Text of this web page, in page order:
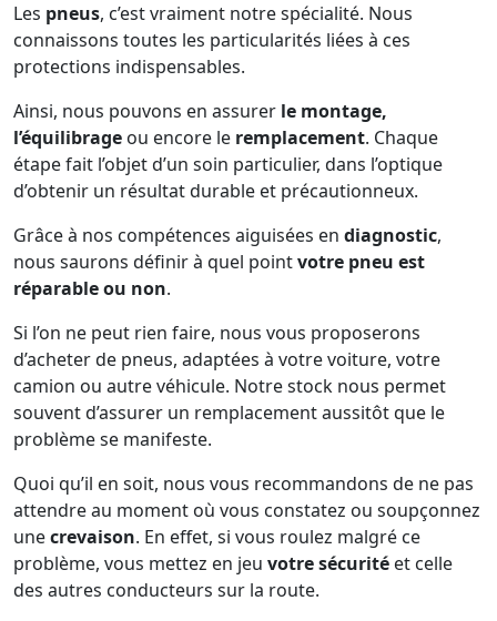
Les pneus, c’est vraiment notre spécialité. Nous
connaissons toutes les particularités liées à ces
protections indispensables.
Ainsi, nous pouvons en assurer le montage,
l’équilibrage ou encore le remplacement. Chaque
étape fait l’objet d’un soin particulier, dans l’optique
d’obtenir un résultat durable et précautionneux.
Grâce à nos compétences aiguisées en diagnostic,
nous saurons définir à quel pointvotre pneu est
réparable ou non.
Si l’on ne peut rien faire, nous vous proposerons
d’acheter de pneus, adaptées à votre voiture, votre
camion ou autre véhicule. Notre stock nous permet
souvent d’assurer un remplacement aussitôt que le
problème se manifeste.
Quoi qu’il en soit, nous vous recommandons de ne pas
attendre au moment où vous constatez ou soupçonnez
unecrevaison. En effet, si vous roulez malgré ce
problème, vous mettez en jeu votre sécurité et celle
des autres conducteurs sur la route.